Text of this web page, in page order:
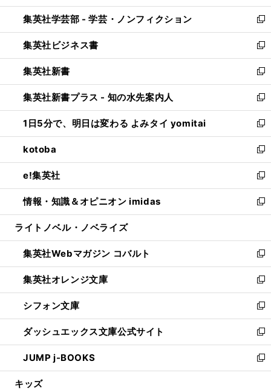
開
く
ウ
で
開
く
ン
ド
ウ
で
開
く
ウ
ィ
ン
ド
ウ
で
開
く
集英社学芸部 - 学芸・ノンフィクション
新
し
い
ウ
ィ
ン
ド
ウ
で
開
く
集英社ビジネス書
新
し
い
ウ
ィ
ン
ド
ウ
で
開
く
集英社新書
新
し
い
ウ
ィ
ン
ド
ウ
で
開
く
集英社新書プラス - 知の水先案内人
新
し
い
ウ
ィ
ン
ド
ウ
で
開
1日5分で、明日は変わる よみタイ yomitai
新
し
い
ウ
ィ
ン
ド
ウ
開
く
kotoba
新
し
い
ウ
ィ
ン
ウ
で
開
く
e!集英社
新
し
い
ウ
ン
ド
ウ
で
開
く
情報・知識＆オピニオン imidas
新
し
ウ
ィ
ン
ド
ウ
で
開
く
ライトノベル・ノベライズ
集英社Webマガジン コバルト
新
し
い
ウ
ィ
ン
ド
ウ
で
開
集英社オレンジ文庫
新
し
い
ウ
ィ
ン
ド
ウ
シフォン文庫
新
し
い
ウ
ィ
ン
ダッシュエックス文庫公式サイト
新
し
い
ウ
JUMP j-BOOKS
新
し
キッズ